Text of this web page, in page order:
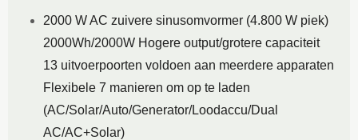
2000 W AC zuivere sinusomvormer (4.800 W piek)
2000Wh/2000W Hogere output/grotere capaciteit
13 uitvoerpoorten voldoen aan meerdere apparaten
Flexibele 7 manieren om op te laden
(AC/Solar/Auto/Generator/Loodaccu/Dual
AC/AC+Solar)